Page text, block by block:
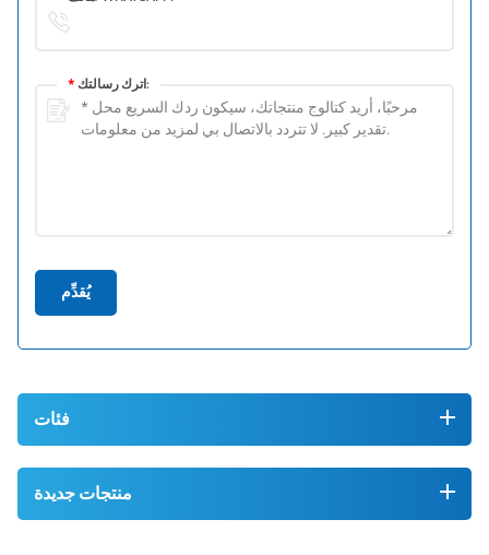
* اترك رسالتك:
يُقدِّم
فئات
منتجات جديدة